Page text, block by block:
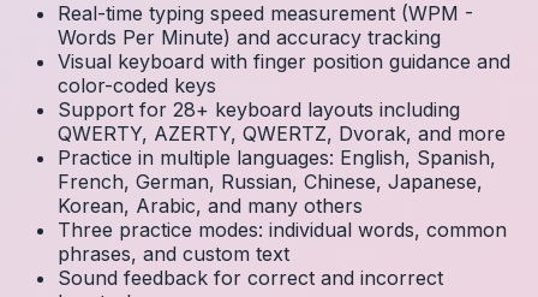
Real-time typing speed measurement (WPM -
Words Per Minute) and accuracy tracking
Visual keyboard with finger position guidance and
color-coded keys
Support for 28+ keyboard layouts including
QWERTY, AZERTY, QWERTZ, Dvorak, and more
Practice in multiple languages: English, Spanish,
French, German, Russian, Chinese, Japanese,
Korean, Arabic, and many others
Three practice modes: individual words, common
phrases, and custom text
Sound feedback for correct and incorrect